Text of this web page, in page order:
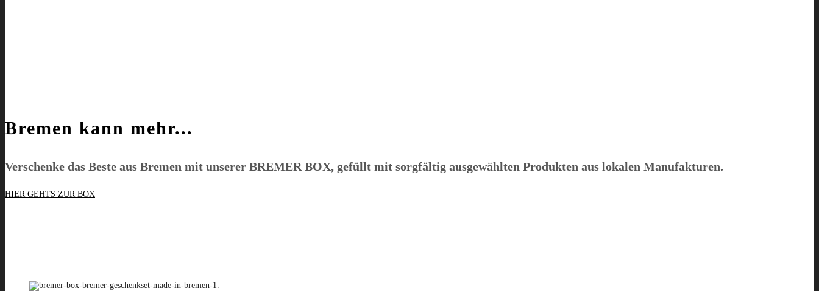
Bremen kann mehr...
Verschenke das Beste aus Bremen mit unserer BREMER BOX, gefüllt mit sorgfältig ausgewählten Produkten aus lokalen Manufakturen.
HIER GEHTS ZUR BOX